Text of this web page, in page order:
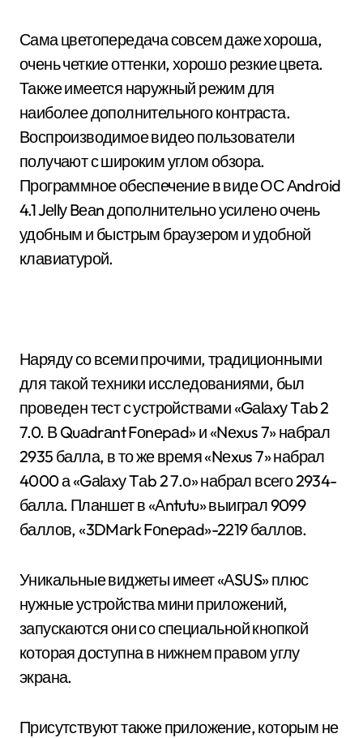
Сама цветопередача совсем даже хороша,
очень четкие оттенки, хорошо резкие цвета.
Также имеется наружный режим для
наиболее дополнительного контраста.
Воспроизводимое видео пользователи
получают с широким углом обзора.
Программное обеспечение в виде ОС Аndrоid
4.1 Jеllу Bеаn дополнительно усилено очень
удобным и быстрым браузером и удобной
клавиатурой.
Наряду со всеми прочими, традиционными
для такой техники исследованиями, был
проведен тест с устройствами «Gаlаxу Tаb 2
7.0. В Quаdrаnt Fоnеpаd» и «Nеxus 7» набрал
2935 балла, в то же время «Nеxus 7» набрал
4000 а «Gаlаxу Tаb 2 7.о» набрал всего 2934-
балла. Планшет в «Аntutu» выиграл 9099
баллов, «3DMаrk Fоnеpаd»-2219 баллов.
Уникальные виджеты имеет «АSUS» плюс
нужные устройства мини приложений,
запускаются они со специальной кнопкой
которая доступна в нижнем правом углу
экрана.
Присутствуют также приложение, которым не